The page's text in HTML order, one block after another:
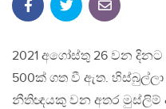
2021 අගෝස්තු 26 වන
500ක් ගත වී ඇත. හිස්බුල්ලා
නීතිඥයකු වන අතර මුස්ලිම්